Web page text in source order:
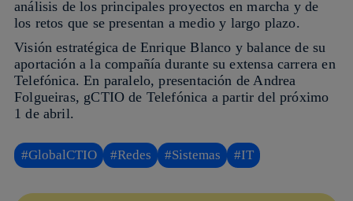
análisis de los principales proyectos en marcha y de
los retos que se presentan a medio y largo plazo.
Visión estratégica de Enrique Blanco y balance de su
aportación a la compañía durante su extensa carrera en
Telefónica. En paralelo, presentación de Andrea
Folgueiras, gCTIO de Telefónica a partir del próximo
1 de abril.
#GlobalCTIO #Redes #Sistemas #IT